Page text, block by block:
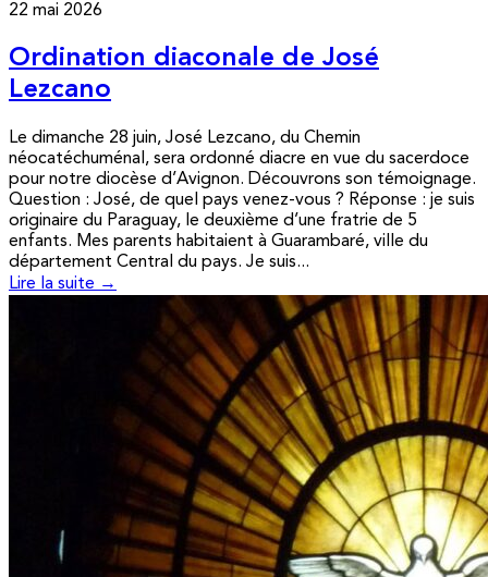
22 mai 2026
Ordination diaconale de José
Lezcano
Le dimanche 28 juin, José Lezcano, du Chemin
néocatéchuménal, sera ordonné diacre en vue du sacerdoce
pour notre diocèse d’Avignon. Découvrons son témoignage.
Question : José, de quel pays venez-vous ? Réponse : je suis
originaire du Paraguay, le deuxième d’une fratrie de 5
enfants. Mes parents habitaient à Guarambaré, ville du
département Central du pays. Je suis...
Lire la suite →